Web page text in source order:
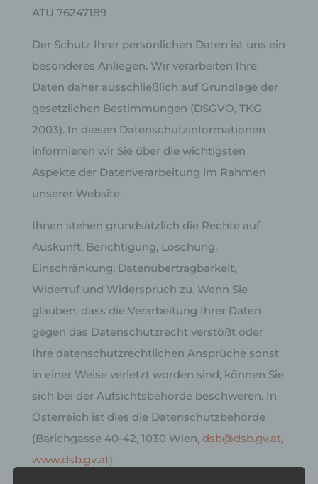
ATU 76247189
Der Schutz Ihrer persönlichen Daten ist uns ein
besonderes Anliegen. Wir verarbeiten Ihre
Daten daher ausschließlich auf Grundlage der
gesetzlichen Bestimmungen (DSGVO, TKG
2003). In diesen Datenschutzinformationen
informieren wir Sie über die wichtigsten
Aspekte der Datenverarbeitung im Rahmen
unserer Website.
Ihnen stehen grundsätzlich die Rechte auf
Auskunft, Berichtigung, Löschung,
Einschränkung, Datenübertragbarkeit,
Widerruf und Widerspruch zu. Wenn Sie
glauben, dass die Verarbeitung Ihrer Daten
gegen das Datenschutzrecht verstößt oder
Ihre datenschutzrechtlichen Ansprüche sonst
in einer Weise verletzt worden sind, können Sie
sich bei der Aufsichtsbehörde beschweren. In
Österreich ist dies die Datenschutzbehörde
(Barichgasse 40-42, 1030 Wien, dsb@dsb.gv.at,
www.dsb.gv.at).